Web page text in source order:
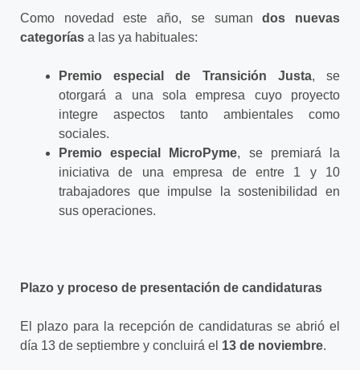
Como novedad este año, se sumandos nuevas
categorías a las ya habituales:
Premio especial de Transición Justa, se
otorgará a una sola empresa cuyo proyecto
integre aspectos tanto ambientales como
sociales.
Premio especial MicroPyme, se premiará la
iniciativa de una empresa de entre 1 y 10
trabajadores que impulse la sostenibilidad en
sus operaciones.
Plazo y proceso de presentación de candidaturas
El plazo para la recepción de candidaturas se abrió el
día 13 de septiembre y concluirá el 13 de noviembre.